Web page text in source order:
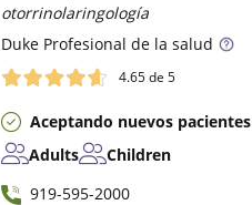
otorrinolaringología
Duke Profesional de la salud
4.65de 5
Aceptando nuevos pacientes
Adults
Children
919-595-2000